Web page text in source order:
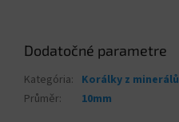
Dodatočné parametre
Kategória: Korálky z minerálů
Průměr: 10mm